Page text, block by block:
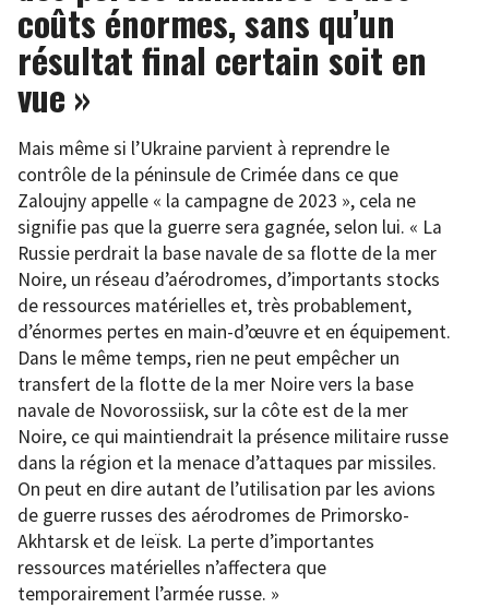
coûts énormes, sans qu’un
résultat final certain soit en
vue »
Mais même si l’Ukraine parvient à reprendre le
contrôle de la péninsule de Crimée dans ce que
Zaloujny appelle « la campagne de 2023 », cela ne
signifie pas que la guerre sera gagnée, selon lui. « La
Russie perdrait la base navale de sa flotte de la mer
Noire, un réseau d’aérodromes, d’importants stocks
de ressources matérielles et, très probablement,
d’énormes pertes en main-d’œuvre et en équipement.
Dans le même temps, rien ne peut empêcher un
transfert de la flotte de la mer Noire vers la base
navale de Novorossiisk, sur la côte est de la mer
Noire, ce qui maintiendrait la présence militaire russe
dans la région et la menace d’attaques par missiles.
On peut en dire autant de l’utilisation par les avions
de guerre russes des aérodromes de Primorsko-
Akhtarsk et de Ieïsk. La perte d’importantes
ressources matérielles n’affectera que
temporairement l’armée russe. »